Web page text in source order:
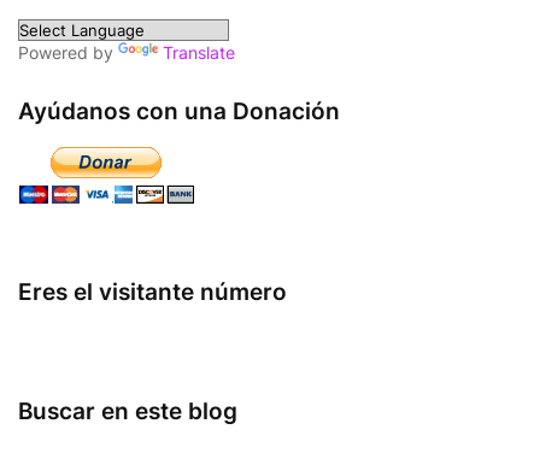
Powered by Translate
Ayúdanos con una Donación
Eres el visitante número
Buscar en este blog